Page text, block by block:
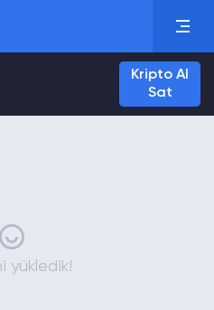
Kripto Al
Sat
yükledik!